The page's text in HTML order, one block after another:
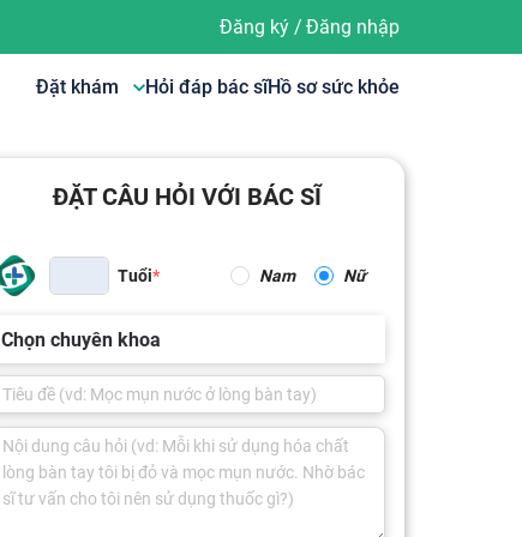
Đăng ký/ Đăng nhập
Đặt khám Hỏi đáp bác sĩHồ sơ sức khỏe
ĐẶT CÂU HỎI VỚI BÁC SĨ
Tuổi Nam Nữ
Chọn chuyên khoa